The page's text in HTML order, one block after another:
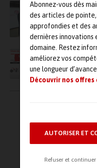
Abonnez-vous dès
des articles de
approfondies et des
dernières innovations
domaine. Restez
améliorez vos
une longueur
Découvrir nos offres
AUTORISER ET
Refuser et continuer
l’état
VIDÉO
publications